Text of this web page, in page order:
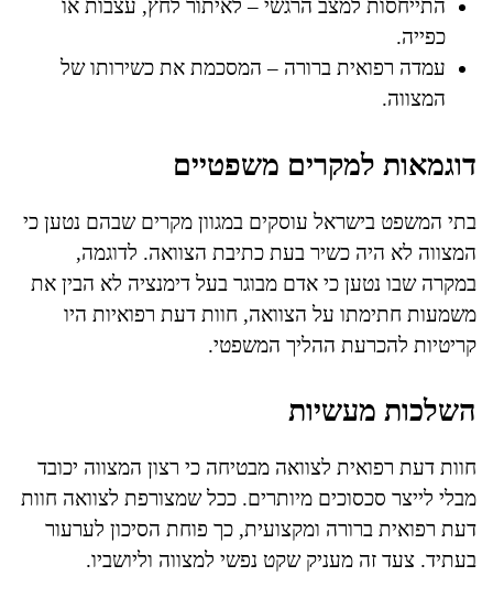
התייחסות למצב הרגשי – לאיתור לחץ, עצבות או
כפייה.
עמדה רפואית ברורה – המסכמת את כשירותו של
המצווה.
דוגמאות למקרים משפטיים
בתי המשפט בישראל עוסקים במגוון מקרים שבהם נטען כי
המצווה לא היה כשיר בעת כתיבת הצוואה. לדוגמה,
במקרה שבו נטען כי אדם מבוגר בעל דימנציה לא הבין את
משמעות חתימתו על הצוואה, חוות דעת רפואיות היו
קריטיות להכרעת ההליך המשפטי.
השלכות מעשיות
חוות דעת רפואית לצוואה מבטיחה כי רצון המצווה יכובד
מבלי לייצר סכסוכים מיותרים. ככל שמצורפת לצוואה חוות
דעת רפואית ברורה ומקצועית, כך פוחת הסיכון לערעור
בעתיד. צעד זה מעניק שקט נפשי למצווה וליושביו.